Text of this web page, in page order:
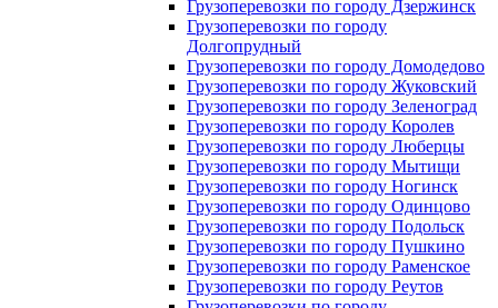
Грузоперевозки по городу Дзержинск
Грузоперевозки по городу
Долгопрудный
Грузоперевозки по городу Домодедово
Грузоперевозки по городу Жуковский
Грузоперевозки по городу Зеленоград
Грузоперевозки по городу Королев
Грузоперевозки по городу Люберцы
Грузоперевозки по городу Мытищи
Грузоперевозки по городу Ногинск
Грузоперевозки по городу Одинцово
Грузоперевозки по городу Подольск
Грузоперевозки по городу Пушкино
Грузоперевозки по городу Раменское
Грузоперевозки по городу Реутов